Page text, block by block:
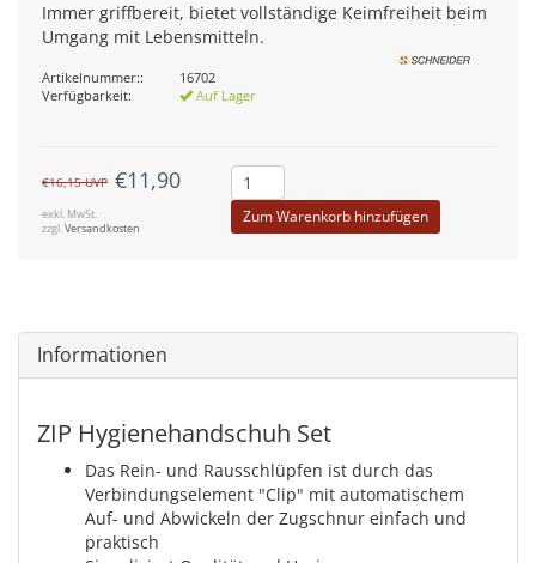
Immer griffbereit, bietet vollständige Keimfreiheit beim
Umgang mit Lebensmitteln.
Artikelnummer::
16702
Verfügbarkeit:
Auf Lager
€16,15UVP €11,90
exkl. MwSt.
zzgl.Versandkosten
Zum Warenkorb hinzufügen
Informationen
ZIP Hygienehandschuh Set
Das Rein- und Rausschlüpfen ist durch das
Verbindungselement "Clip" mit automatischem
Auf- und Abwickeln der Zugschnur einfach und
praktisch